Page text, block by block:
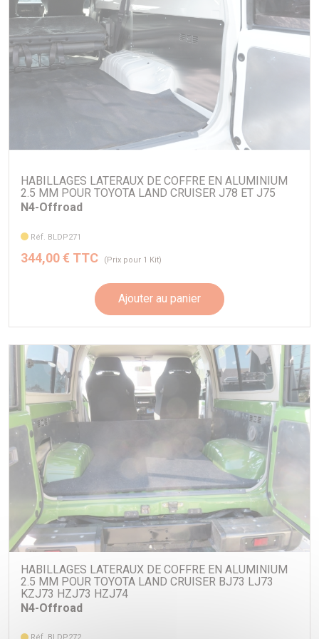
HABILLAGES LATERAUX DE COFFRE EN ALUMINIUM
2.5 MM POUR TOYOTA LAND CRUISER J78 ET J75
N4-Offroad
Réf. BLDP271
344,00 € TTC (Prix pour 1 Kit)
Ajouter au panier
HABILLAGES LATERAUX DE COFFRE EN ALUMINIUM
2.5 MM POUR TOYOTA LAND CRUISER BJ73 LJ73
KZJ73 HZJ73 HZJ74
N4-Offroad